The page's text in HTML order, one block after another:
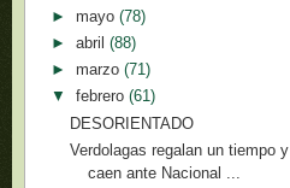
► mayo (78)
► abril (88)
► marzo (71)
▼ febrero (61)
DESORIENTADO
Verdolagas regalan un tiempo y
caen ante Nacional ...